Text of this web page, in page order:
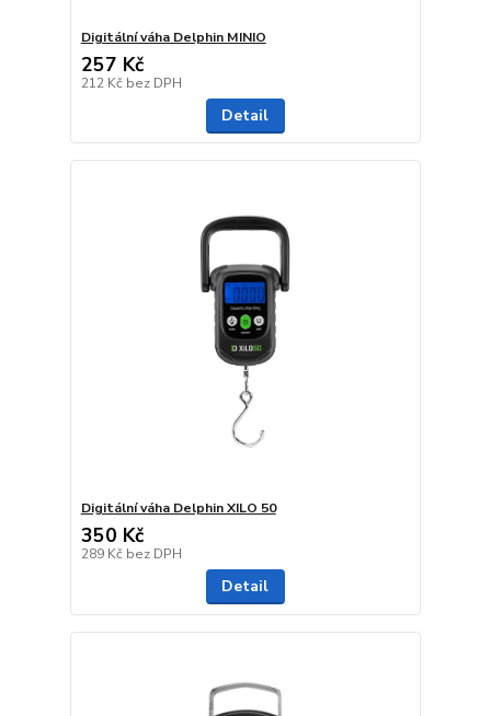
Digitální váha Delphin MINIO
257 Kč
212 Kč bez DPH
Detail
Digitální váha Delphin XILO 50
350 Kč
289 Kč bez DPH
Detail